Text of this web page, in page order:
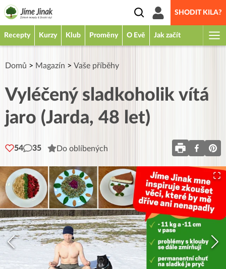
SHODIT KILA?
Recepty Kurzy Klub Proměny O Evě Jak začít
Domů > Magazín > Vaše příběhy
Vyléčený sladkoholik vítá
jaro (Jarda, 48 let)
54 35 Do oblíbených